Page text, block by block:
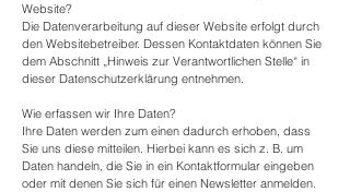
Website?
Die Datenverarbeitung auf dieser Website erfolgt durch
den Websitebetreiber. Dessen Kontaktdaten können Sie
dem Abschnitt „Hinweis zur Verantwortlichen Stelle“ in
dieser Datenschutzerklärung entnehmen.
Wie erfassen wir Ihre Daten?
Ihre Daten werden zum einen dadurch erhoben, dass
Sie uns diese mitteilen. Hierbei kann es sich z. B. um
Daten handeln, die Sie in ein Kontaktformular eingeben
oder mit denen Sie sich für einen Newsletter anmelden.